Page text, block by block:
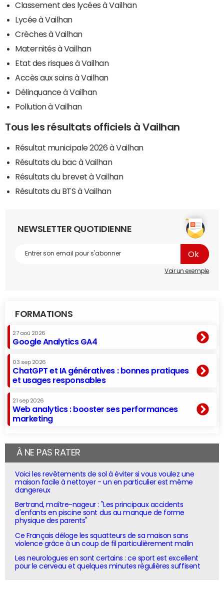
Classement des lycées à Vailhan
Lycée à Vailhan
Crèches à Vailhan
Maternités à Vailhan
Etat des risques à Vailhan
Accès aux soins à Vailhan
Délinquance à Vailhan
Pollution à Vailhan
Tous les résultats officiels à Vailhan
Résultat municipale 2026 à Vailhan
Résultats du bac à Vailhan
Résultats du brevet à Vailhan
Résultats du BTS à Vailhan
NEWSLETTER QUOTIDIENNE
Voir un exemple
FORMATIONS
27 aoû 2026
Google Analytics GA4
03 sep 2026
ChatGPT et IA génératives : bonnes pratiques
et usages responsables
21 sep 2026
Web analytics : booster ses performances
marketing
À NE PAS RATER
Voici les revêtements de sol à éviter si vous voulez une
maison facile à nettoyer - un en particulier est même
dangereux
Bertrand, maître-nageur : "Les principaux accidents
d'enfants en piscine sont dus au manque de forme
physique des parents"
Ce Français déloge les squatteurs de sa maison sans
violence grâce à un coup de fil particulièrement malin
Les neurologues en sont certains : ce sport est excellent
pour le cerveau et quelques minutes régulières suffisent